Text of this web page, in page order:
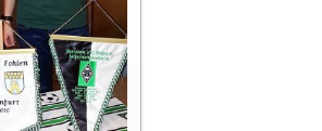
der Bagno Fohlen